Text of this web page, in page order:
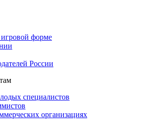
форме
России
специалистов
организациях